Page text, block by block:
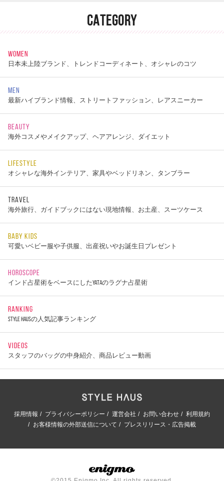
CATEGORY
WOMEN
日本未上陸ブランド、トレンドコーディネート、オシャレのコツ
MEN
最新ハイブランド情報、ストリートファッション、レアスニーカー
BEAUTY
海外コスメやメイクアップ、ヘアアレンジ、ダイエット
LIFESTYLE
オシャレな海外インテリア、家具やベッドリネン、タンブラー
TRAVEL
海外旅行、ガイドブックにはない現地情報、お土産、スーツケース
BABY KIDS
可愛いベビー服や子供服、出産祝いやお誕生日プレゼント
HOROSCOPE
インド占星術をベースにしたYATAのラグナ占星術
RANKING
STYLE HAUSの人気記事ランキング
VIDEOS
スタッフのバッグの中身紹介、商品レビュー動画
採用情報 プライバシーポリシー 運営会社 お問い合わせ
利用規約
お客様情報の外部送信について
プレスリリース・広告掲載